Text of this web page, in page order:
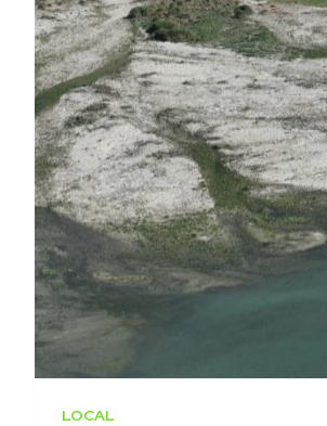
LOCAL